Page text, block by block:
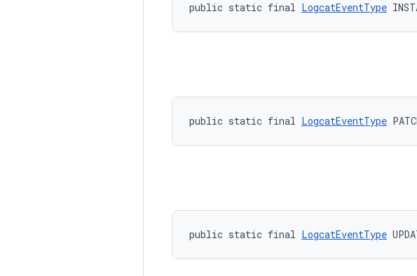
public static final LogcatEventType
public static final LogcatEventType
public static final LogcatEventType